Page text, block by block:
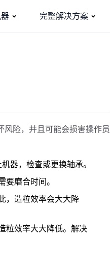
完整解决方案
险，并且可能会损害操作员
器，检查或更换轴承。
磨合时间。
，造粒效率会大大降
粒效率大大降低。解决